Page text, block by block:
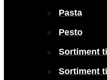
Pasta
Pesto
Sortiment
Sortiment